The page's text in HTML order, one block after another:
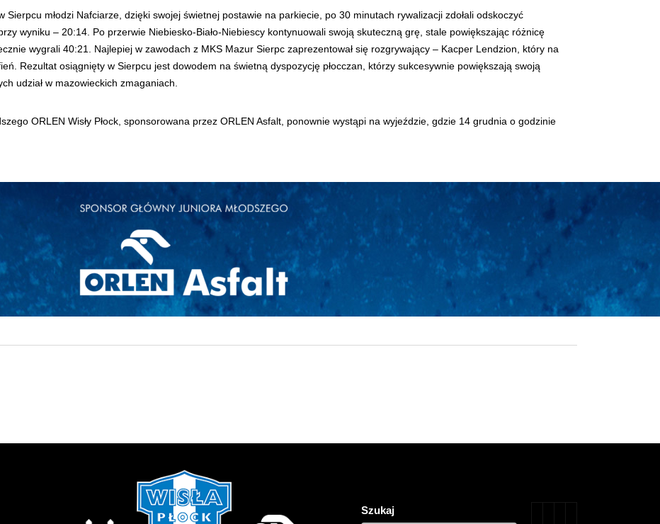
młodzi Nafciarze, dzięki swojej świetnej postawie na parkiecie, po 30 minutach rywalizacji zdołali odskoczyć
wyniku – 20:14. Po przerwie Niebiesko-Biało-Niebiescy kontynuowali swoją skuteczną grę, stale powiększając różnicę
wygrali 40:21. Najlepiej w zawodach z MKS Mazur Sierpc zaprezentował się rozgrywający – Kacper Lendzion, który na
Rezultat osiągnięty w Sierpcu jest dowodem na świetną dyspozycję płocczan, którzy sukcesywnie powiększają swoją
udział w mazowieckich zmaganiach.
ORLEN Wisły Płock, sponsorowana przez ORLEN Asfalt, ponownie wystąpi na wyjeździe, gdzie 14 grudnia o godzinie
Szukaj